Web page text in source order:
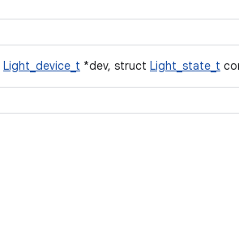
Light_device_t *dev, struct Light_state_t